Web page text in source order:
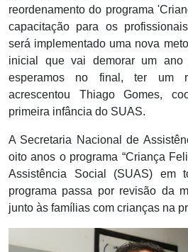
reordenamento do programa
capacitação para os
será implementado uma nova
inicial que vai demorar um
esperamos no final, ter um
acrescentou Thiago Gomes,
primeira infância do SUAS.
A Secretaria Nacional de
oito anos o programa “Criança
Assistência Social (SUAS) em
programa passa por revisão da
junto às famílias com crianças na